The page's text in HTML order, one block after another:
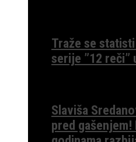
Traže se
serije ”12 reči”
Slaviša
pred gašenjem!